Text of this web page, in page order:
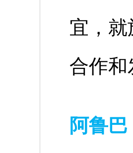
宜，
合作和
阿鲁巴